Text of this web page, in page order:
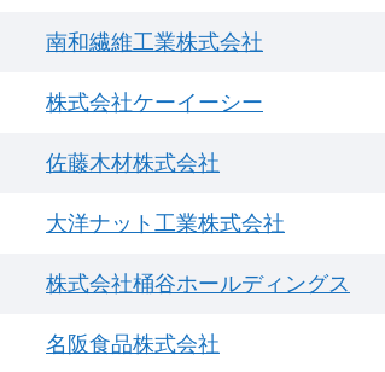
南和繊維工業株式会社
株式会社ケーイーシー
佐藤木材株式会社
大洋ナット工業株式会社
株式会社桶谷ホールディングス
名阪食品株式会社